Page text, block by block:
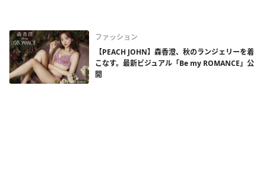
ファッション
【PEACH JOHN】森香澄、秋のランジェリーを着
こなす。最新ビジュアル「Be my ROMANCE」公
開